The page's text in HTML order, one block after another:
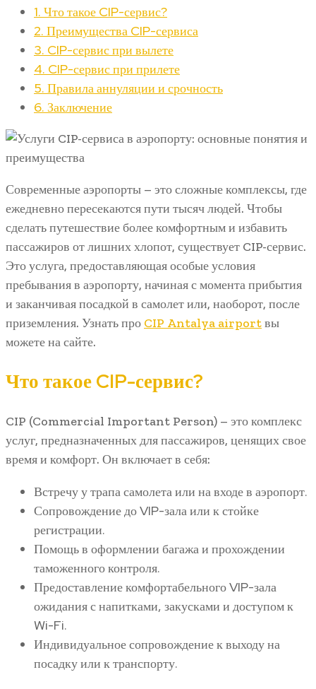
1. Что такое CIP-сервис?
2. Преимущества CIP-сервиса
3. CIP-сервис при вылете
4. CIP-сервис при прилете
5. Правила аннуляции и срочность
6. Заключение
Современные аэропорты – это сложные комплексы, где
ежедневно пересекаются пути тысяч людей. Чтобы
сделать путешествие более комфортным и избавить
пассажиров от лишних хлопот, существует CIP-сервис.
Это услуга, предоставляющая особые условия
пребывания в аэропорту, начиная с момента прибытия
и заканчивая посадкой в самолет или, наоборот, после
приземления. Узнать про CIP Antalya airportвы
можете на сайте.
Что такое CIP-сервис?
CIP (Commercial Important Person) – это комплекс
услуг, предназначенных для пассажиров, ценящих свое
время и комфорт. Он включает в себя:
Встречу у трапа самолета или на входе в аэропорт.
Сопровождение до VIP-зала или к стойке
регистрации.
Помощь в оформлении багажа и прохождении
таможенного контроля.
Предоставление комфортабельного VIP-зала
ожидания с напитками, закусками и доступом к
Wi-Fi.
Индивидуальное сопровождение к выходу на
посадку или к транспорту.